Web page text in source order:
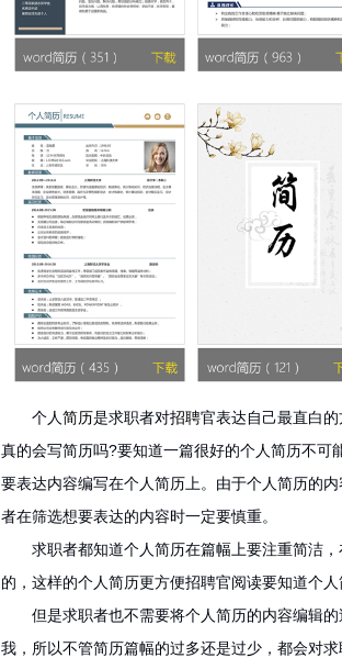
个人简历是求职者对招聘官表达自己最直白
真的会写简历吗?要知道一篇很好的个人简历不
要表达内容编写在个人简历上。由于个人简历的
者在筛选想要表达的内容时一定要慎重。
求职者都知道个人简历在篇幅上要注重简洁，
的，这样的个人简历更方便招聘官阅读要知道个
但是求职者也不需要将个人简历的内容编辑的
我，所以不管简历篇幅的过多还是过少，都会对